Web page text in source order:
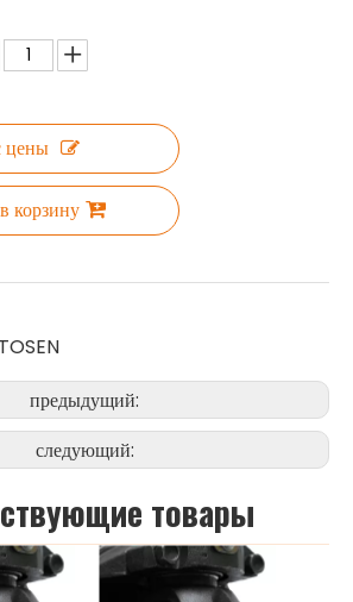
цены
корзину
TOSEN
предыдущий:
следующий:
товары